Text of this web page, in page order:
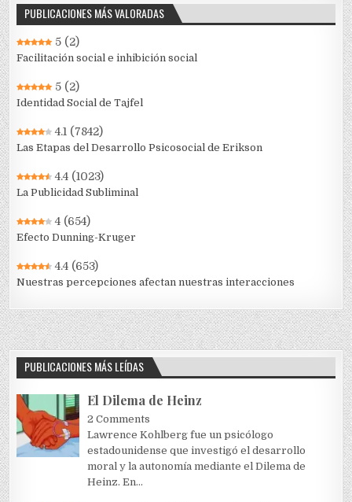
PUBLICACIONES MÁS VALORADAS
5 (2)
Facilitación social e inhibición social
5 (2)
Identidad Social de Tajfel
4.1 (7842)
Las Etapas del Desarrollo Psicosocial de Erikson
4.4 (1023)
La Publicidad Subliminal
4 (654)
Efecto Dunning-Kruger
4.4 (653)
Nuestras percepciones afectan nuestras interacciones
PUBLICACIONES MÁS LEÍDAS
El Dilema de Heinz
2 Comments
Lawrence Kohlberg fue un psicólogo
estadounidense que investigó el desarrollo
moral y la autonomía mediante el Dilema de
Heinz. En...